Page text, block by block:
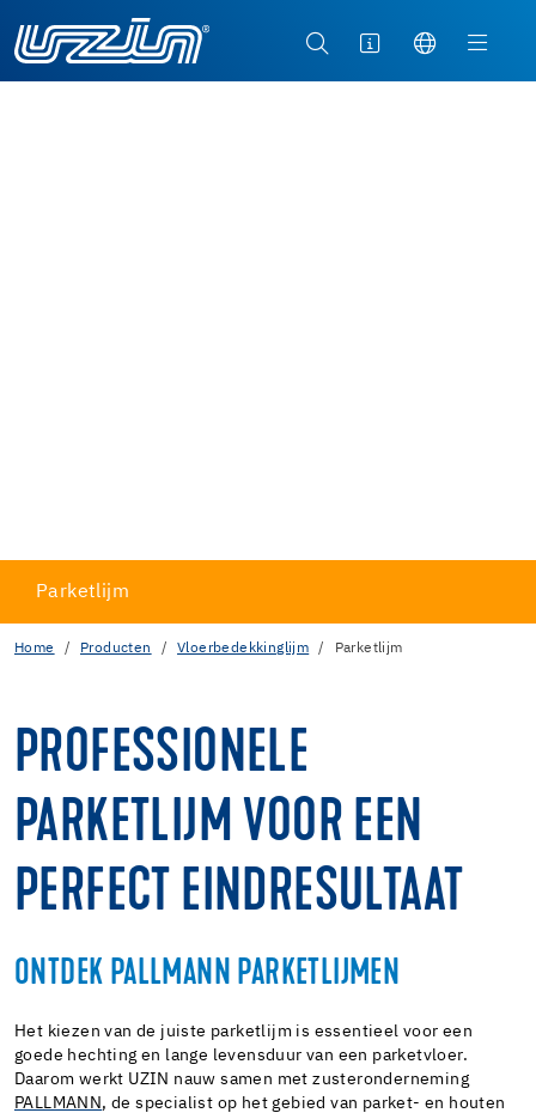
Parketlijm
Home Producten Vloerbedekkinglijm Parketlijm
PROFESSIONELE
PARKETLIJM VOOR EEN
PERFECT EINDRESULTAAT
ONTDEK PALLMANN PARKETLIJMEN
Het kiezen van de juiste parketlijm is essentieel voor een
goede hechting en lange levensduur van een parketvloer.
Daarom werkt UZIN nauw samen met zusteronderneming
PALLMANN , de specialist op het gebied van parket- en houten